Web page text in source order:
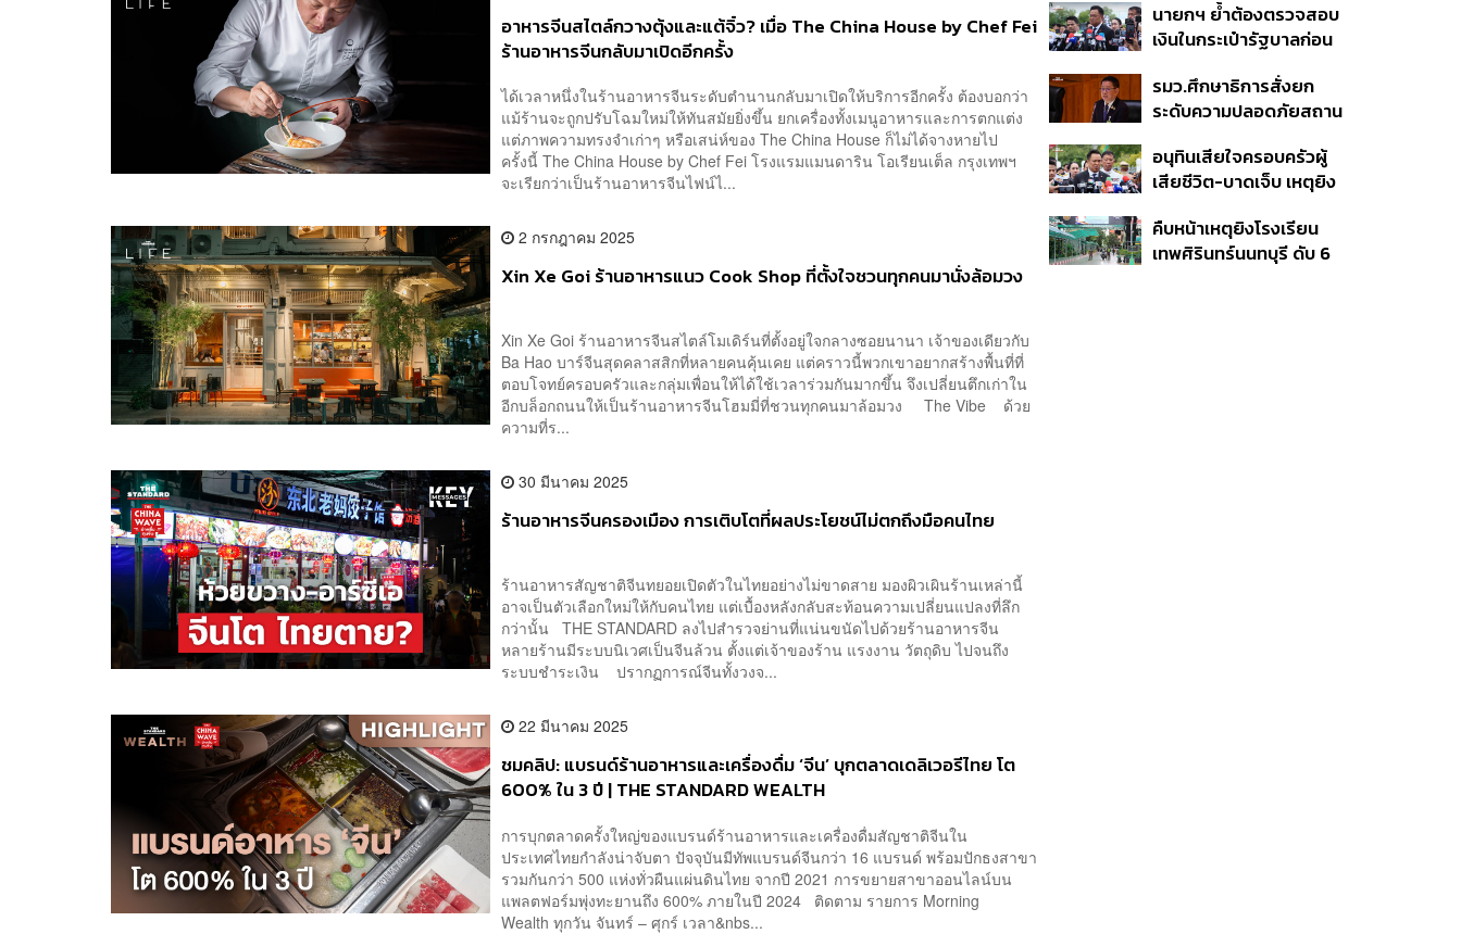
อาหารจีนสไตล์กวางตุ้งและแต้จิ๋ว? เมื่อ The China House by Chef Fei
ร้านอาหารจีนกลับมาเปิดอีกครั้ง
ได้เวลาหนึ่งในร้านอาหารจีนระดับตำนานกลับมาเปิดให้บริการอีกครั้ง ต้องบอกว่า
แม้ร้านจะถูกปรับโฉมใหม่ให้ทันสมัยยิ่งขึ้น ยกเครื่องทั้งเมนูอาหารและการตกแต่ง
แต่ภาพความทรงจำเก่าๆ หรือเสน่ห์ของ The China House ก็ไม่ได้จางหายไป
ครั้งนี้ The China House by Chef Fei โรงแรมแมนดาริน โอเรียนเต็ล กรุงเทพฯ
จะเรียกว่าเป็นร้านอาหารจีนไฟน์ไ...
2 กรกฎาคม 2025
Xin Xe Goi ร้านอาหารแนว Cook Shop ที่ตั้งใจชวนทุกคนมานั่งล้อมวง
Xin Xe Goi ร้านอาหารจีนสไตล์โมเดิร์นที่ตั้งอยู่ใจกลางซอยนานา เจ้าของเดียวกับ
Ba Hao บาร์จีนสุดคลาสสิกที่หลายคนคุ้นเคย แต่คราวนี้พวกเขาอยากสร้างพื้นที่ที่
ตอบโจทย์ครอบครัวและกลุ่มเพื่อนให้ได้ใช้เวลาร่วมกันมากขึ้น จึงเปลี่ยนตึกเก่าใน
อีกบล็อกถนนให้เป็นร้านอาหารจีนโฮมมี่ที่ชวนทุกคนมาล้อมวง The Vibe ด้วย
ความที่ร...
30 มีนาคม 2025
ร้านอาหารจีนครองเมือง การเติบโตที่ผลประโยชน์ไม่ตกถึงมือคนไทย
ร้านอาหารสัญชาติจีนทยอยเปิดตัวในไทยอย่างไม่ขาดสาย มองผิวเผินร้านเหล่านี้
อาจเป็นตัวเลือกใหม่ให้กับคนไทย แต่เบื้องหลังกลับสะท้อนความเปลี่ยนแปลงที่ลึก
กว่านั้น THE STANDARD ลงไปสำรวจย่านที่แน่นขนัดไปด้วยร้านอาหารจีน
หลายร้านมีระบบนิเวศเป็นจีนล้วน ตั้งแต่เจ้าของร้าน แรงงาน วัตถุดิบ ไปจนถึง
ระบบชำระเงิน ปรากฏการณ์จีนทั้งวงจ...
22 มีนาคม 2025
ชมคลิป: แบรนด์ร้านอาหารและเครื่องดื่ม ‘จีน’ บุกตลาดเดลิเวอรีไทย โต
600% ใน 3 ปี | THE STANDARD WEALTH
การบุกตลาดครั้งใหญ่ของแบรนด์ร้านอาหารและเครื่องดื่มสัญชาติจีนใน
ประเทศไทยกำลังน่าจับตา ปัจจุบันมีทัพแบรนด์จีนกว่า 16 แบรนด์ พร้อมปักธงสาขา
รวมกันกว่า 500 แห่งทั่วผืนแผ่นดินไทย จากปี 2021 การขยายสาขาออนไลน์บน
แพลตฟอร์มพุ่งทะยานถึง 600% ภายในปี 2024 ติดตาม รายการ Morning
Wealth ทุกวัน จันทร์ – ศุกร์ เวลา&nbs...
ยืนยันไร้คนติดค้าง พบศพ
ปู่-ย่าที่บ้านพักผู้ก่อเหตุ
นายกฯ ย้ำต้องตรวจสอบ
เงินในกระเป๋ารัฐบาลก่อน
เฟส 2 หรือปรับเกณฑ์
50:50 ยันเงินคงคลัง
รมว.ศึกษาธิการสั่งยก
ระดับความปลอดภัยสถาน
แชร์เพื่อระงับพฤติกรรม
เลียนแบบ หลังเหตุยิงใน
อนุทินเสียใจครอบครัวผู้
เสียชีวิต-บาดเจ็บ เหตุยิง
เดินหน้าแก้ กม.คุมอาวุธปืน
ชี้ผู้ปกครองต้องร่วมรับผิด
คืบหน้าเหตุยิงโรงเรียน
เทพศิรินทร์นนทบุรี ดับ 6